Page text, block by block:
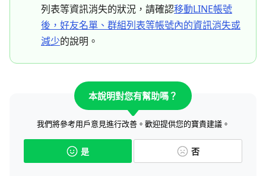
列表等資訊消失的狀況，請確認移動LINE帳號
後，好友名單、群組列表等帳號內的資訊消失或
減少的說明。
本說明對您有幫助嗎？
我們將參考用戶意見進行改善。歡迎提供您的寶貴建議。
是 否